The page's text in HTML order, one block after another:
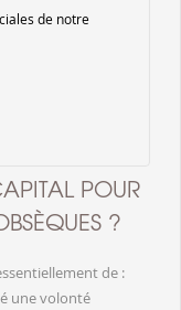
de notre
POUR
?
de :
une volonté